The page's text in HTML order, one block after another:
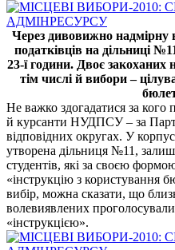
Через дивовижно надмірну
податківців на дільниці
23-ї години. Двоє закоханих
тім числі й вибори –
Не важко здогадатися за кого
й курсанти НУДПСУ – за
відповідних округах. У
утворена дільниця №11,
студентів, які за своєю
«інструкцію з користування
вибір, можна сказати, що
волевиявлених
«інструкцією».